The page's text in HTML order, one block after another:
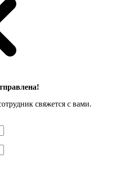
свяжется с вами.